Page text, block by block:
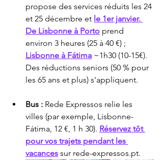
propose des services réduits les 24
et 25 décembre et le 1er janvier.
De Lisbonne à Porto prend
environ 3 heures (25 à 40 €) ;
Lisbonne à Fátima ~1h30 (10-15€).
Des réductions seniors (50 % pour
les 65 ans et plus) s'appliquent.
Bus : Rede Expressos relie les
villes (par exemple, Lisbonne-
Fátima, 12 €, 1 h 30). Réservez tôt
pour vos trajets pendant les
vacances sur rede-expressos.pt.